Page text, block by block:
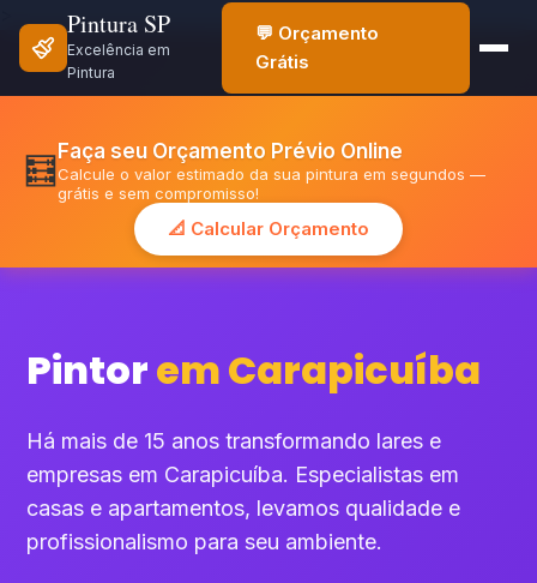
Pintura SP
Excelência em
Pintura
💬 Orçamento
Grátis
🧮 Faça seu Orçamento Prévio Online
Calcule o valor estimado da sua pintura em segundos —
grátis e sem compromisso!
📐 Calcular Orçamento
Pintorem Carapicuíba
Há mais de 15 anos transformando lares e
empresas em Carapicuíba. Especialistas em
casas e apartamentos, levamos qualidade e
profissionalismo para seu ambiente.